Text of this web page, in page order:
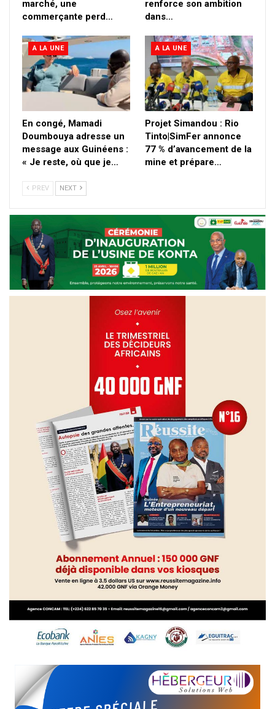
marché, une
commerçante perd…
renforce son ambition
dans…
A LA UNE
En congé, Mamadi
Doumbouya adresse un
message aux Guinéens :
« Je reste, où que je…
A LA UNE
Projet Simandou : Rio
Tinto|SimFer annonce
77 % d’avancement de la
mine et prépare…
PREV NEXT